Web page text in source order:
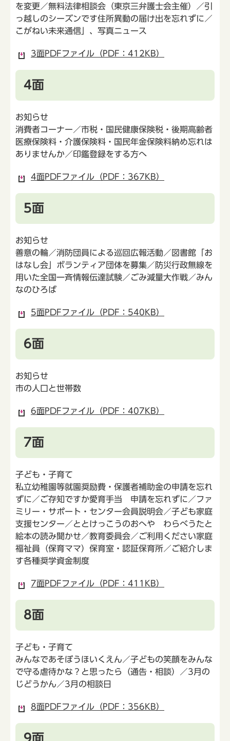
を変更／無料法律相談会（東京三弁護士会主催）／引
っ越しのシーズンです住所異動の届け出を忘れずに／
こがねい未来通信」、写真ニュース
3面PDFファイル（PDF：412KB）
4面
お知らせ
消費者コーナー／市税・国民健康保険税・後期高齢者
医療保険料・介護保険料・国民年金保険料納め忘れは
ありませんか／印鑑登録をする方へ
4面PDFファイル（PDF：367KB）
5面
お知らせ
善意の輪／消防団員による巡回広報活動／図書館「お
はなし会」ボランティア団体を募集／防災行政無線を
用いた全国一斉情報伝達試験／ごみ減量大作戦／みん
なのひろば
5面PDFファイル（PDF：540KB）
6面
お知らせ
市の人口と世帯数
6面PDFファイル（PDF：407KB）
7面
子ども・子育て
私立幼稚園等就園奨励費・保護者補助金の申請を忘れ
ずに／ご存知ですか愛育手当 申請を忘れずに／ファ
ミリー・サポート・センター会員説明会／子ども家庭
支援センター／ととけっこうのおへや わらべうたと
絵本の読み聞かせ／教育委員会／ご利用ください家庭
福祉員（保育ママ）保育室・認証保育所／ご紹介しま
す各種奨学資金制度
7面PDFファイル（PDF：411KB）
8面
子ども・子育て
みんなであそぼうほいくえん／子どもの笑顔をみんな
で守る虐待かな？と思ったら（通告・相談）／3月の
じどうかん／3月の相談日
8面PDFファイル（PDF：356KB）
9面